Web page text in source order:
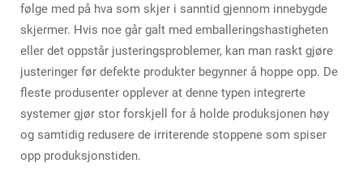
følge med på hva som skjer i sanntid gjennom innebygde
skjermer. Hvis noe går galt med emballeringshastigheten
eller det oppstår justeringsproblemer, kan man raskt gjøre
justeringer før defekte produkter begynner å hoppe opp. De
fleste produsenter opplever at denne typen integrerte
systemer gjør stor forskjell for å holde produksjonen høy
og samtidig redusere de irriterende stoppene som spiser
opp produksjonstiden.